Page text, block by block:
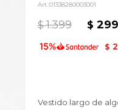
01338280003001
$ 1.399 $ 299
$
Vestido largo de